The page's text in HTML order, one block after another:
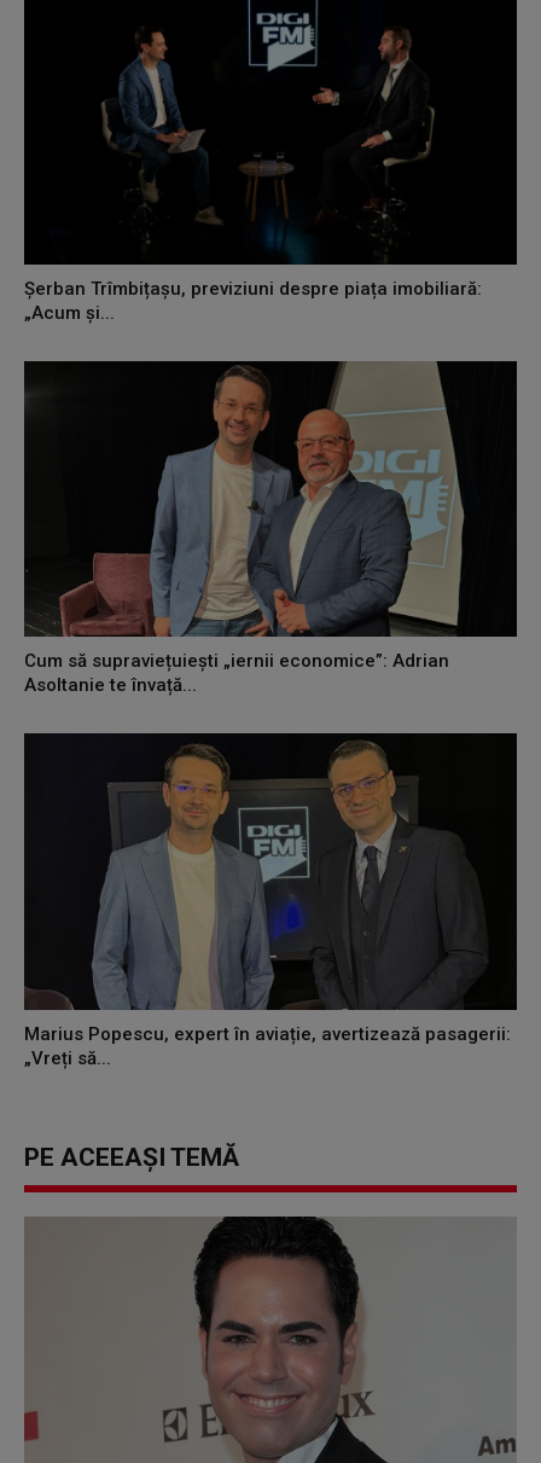
Șerban Trîmbițașu, previziuni despre piața imobiliară:
„Acum și...
Cum să supraviețuiești „iernii economice”: Adrian
Asoltanie te învață...
Marius Popescu, expert în aviație, avertizează pasagerii:
„Vreți să...
PE ACEEAȘI TEMĂ